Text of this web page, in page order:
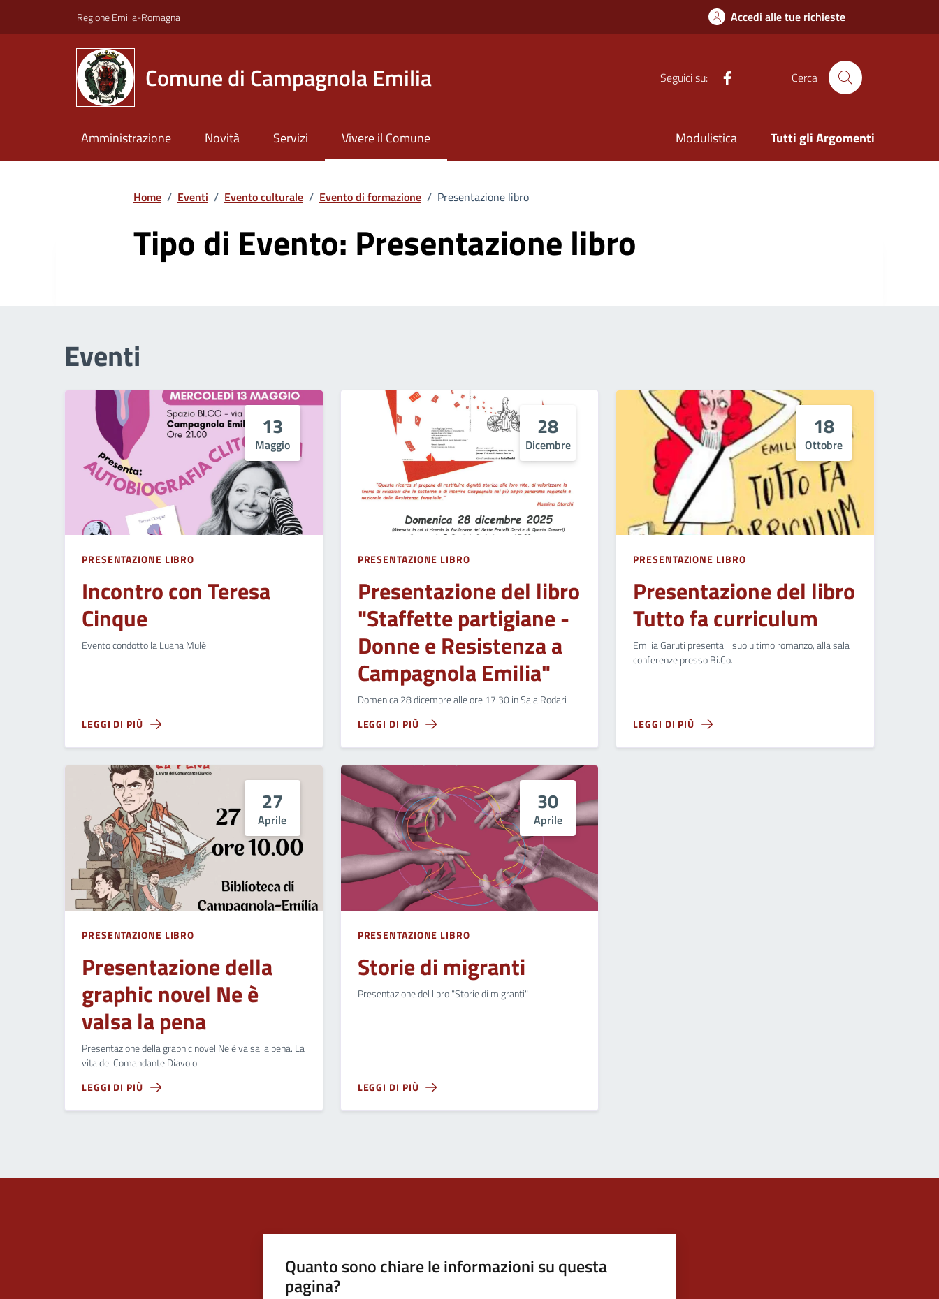
Regione Emilia-Romagna Accedi alle tue richieste
Comune di Campagnola Emilia Seguici su: Cerca
Amministrazione Novità Servizi Vivere il Comune Modulistica Tutti gli Argomenti
Home / Eventi / Evento culturale / Evento di formazione / Presentazione libro
Tipo di Evento: Presentazione libro
Eventi
13
Maggio
PRESENTAZIONE LIBRO
Incontro con Teresa
Cinque
Evento condotto la Luana Mulè
LEGGI DI PIÙ
28
Dicembre
PRESENTAZIONE LIBRO
Presentazione del libro
"Staffette partigiane -
Donne e Resistenza a
Campagnola Emilia"
Domenica 28 dicembre alle ore 17:30 in Sala Rodari
LEGGI DI PIÙ
18
Ottobre
PRESENTAZIONE LIBRO
Presentazione del libro
Tutto fa curriculum
Emilia Garuti presenta il suo ultimo romanzo, alla sala
conferenze presso Bi.Co.
LEGGI DI PIÙ
27
Aprile
PRESENTAZIONE LIBRO
Presentazione della
graphic novel Ne è
valsa la pena
Presentazione della graphic novel Ne è valsa la pena. La
vita del Comandante Diavolo
LEGGI DI PIÙ
30
Aprile
PRESENTAZIONE LIBRO
Storie di migranti
Presentazione del libro "Storie di migranti"
LEGGI DI PIÙ
Quanto sono chiare le informazioni su questa
pagina?